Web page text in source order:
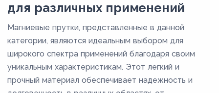
для различных применений
Магниевые прутки, представленные в данной
категории, являются идеальным выбором для
широкого спектра применений благодаря своим
уникальным характеристикам. Этот легкий и
прочный материал обеспечивает надежность и